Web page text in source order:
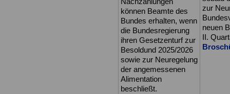
können Beamte des
Bundes erhalten, wenn
die Bundesregierung
ihren Gesetzenturf zur
Besoldund 2025/2026
sowie zur Neuregelung
der angemessenen
Alimentation
beschließt.
zur
neuen
II.